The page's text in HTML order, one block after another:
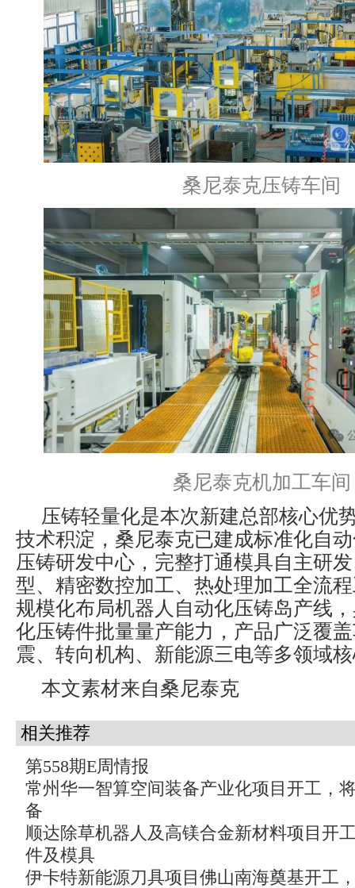
桑尼泰克压铸车间
桑尼泰克机加工车间
压铸轻量化是本次新建总部核心优
技术积淀，桑尼泰克已建成标准化自
压铸研发中心，完整打通模具自主研
型、精密数控加工、热处理加工全流
规模化布局机器人自动化压铸岛产线
化压铸件批量量产能力，产品广泛覆
震、转向机构、新能源三电等多领域
本文素材来自桑尼泰克
相关推荐
第558期E周情报
常州华一智算空间装备产业化项目开工，
备
顺达除草机器人及高镁合金新材料项目开
件及模具
伊卡特新能源刀具项目佛山南海奠基开工